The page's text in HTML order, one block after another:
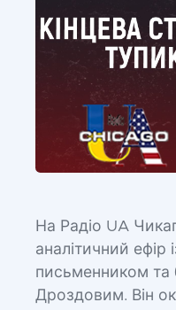
На Радіо UA
аналітичний ефір
письменником
Дроздовим. Він